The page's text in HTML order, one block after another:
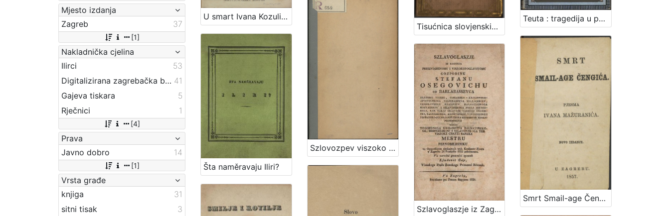
Mjesto izdanja
Zagreb
37
[1]
Nakladnička cjelina
Ilirci
53
Digitalizirana zagrebačka baština 41
Gajeva tiskara
5
Rječnici
1
[4]
Prava
Javno dobro
14
[1]
Vrsta građe
knjiga
31
sitni tisak
3
U smart Ivana Kozulića, II. god. pravah slušaoca, mladića prevelika ufanja : u Zagrebu dana 3. lipnja 1840. u 22. dobe svoje godištu na žalost svih dobrih preminuvšega tugujući priatelji i domorodci / I. M.
Tisućnica slovjenskih apostolah sv. Cirila i Metoda
Teuta : tragedija u pet čina ; Grobničko polje : pjesan / Dimitrija Demeter
Šta naměravaju Iliri?
Szlovozpev viszoko postuvanomu gozponu Stefanu Pogledichu ... kakti dana 13. szechna 1835. od szlavnoga Poglavarztva szlobod. kr. glavnoga Varasha Zagrebechkoga na obchinzku vszeh radozt zebranomu iztoga Varasha plebanushu / [Pavel Stoosz]
Szlavoglaszje iz Zagorja ... goszpodinu Stefanu Osegovichu od Barlabassevca : vu orszachkom zjedinjenih treh Kraljeztv Zbora v Zagrebu 24 rosnjaka 1832 zebranomu / vu narodni peszmici zpevah Ljudevit Gay, Viszokoga Ztola Banzkoga priszesni bilesnik
Smrt Smail-age Čengića / pjesma Ivana Mažuranića